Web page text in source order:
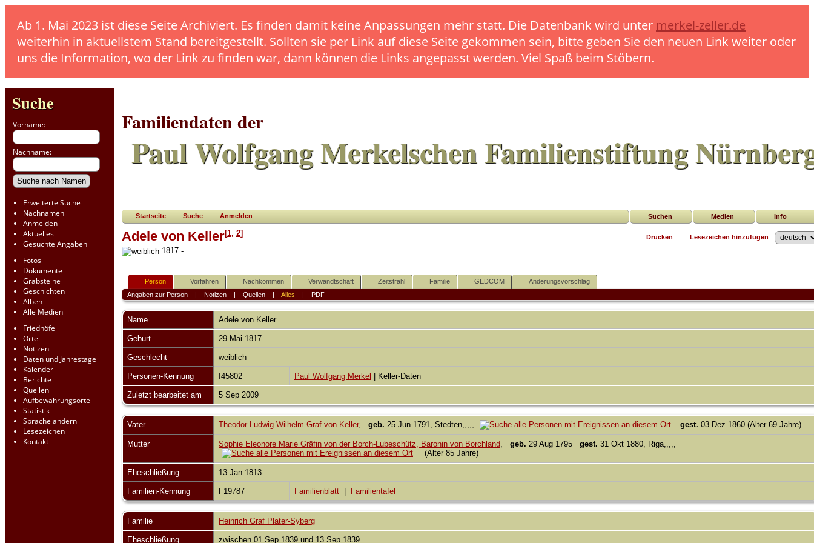
Ab 1. Mai 2023 ist diese Seite Archiviert. Es finden damit keine Anpassungen mehr statt. Die Datenbank wird unter merkel-zeller.de
weiterhin in aktuellstem Stand bereitgestellt. Sollten sie per Link auf diese Seite gekommen sein, bitte geben Sie den neuen Link weiter oder
uns die Information, wo der Link zu finden war, dann können die Links angepasst werden. Viel Spaß beim Stöbern.
Suche
Vorname:
Nachname:
Erweiterte Suche
Nachnamen
Anmelden
Aktuelles
Gesuchte Angaben
Fotos
Dokumente
Grabsteine
Geschichten
Alben
Alle Medien
Friedhöfe
Orte
Notizen
Daten und Jahrestage
Kalender
Berichte
Quellen
Aufbewahrungsorte
Statistik
Sprache ändern
Lesezeichen
Kontakt
Familiendaten der
Paul Wolfgang Merkelschen Familienstiftung
Suchen Medien Info
Startseite Suche Anmelden
Drucken Lesezeichen hinzufügen
Adele von Keller[1, 2]
1817 -
Person Vorfahren Nachkommen Verwandtschaft Zeitstrahl Familie GEDCOM
Änderungsvorschlag
Angaben zur Person| Notizen| Quellen| Alles | PDF
Name Adele von Keller
Geburt 29 Mai 1817
Geschlecht weiblich
Personen-Kennung I45802 Paul Wolfgang Merkel | Keller-Daten
Zuletzt bearbeitet am 5 Sep 2009
Vater Theodor Ludwig Wilhelm Graf von Keller, geb. 25 Jun 1791, Stedten,,,,, gest. 03 Dez 1860 (Alter 69 Jahre)
Mutter Sophie Eleonore Marie Gräfin von der Borch-Lubeschütz, Baronin von Borchland, geb. 29 Aug 1795 gest. 31 Okt 1880, Riga,,,,,
(Alter 85 Jahre)
Eheschließung 13 Jan 1813
Familien-Kennung F19787 Familienblatt Familientafel
Familie Heinrich Graf Plater-Syberg
Eheschließung zwischen 01 Sep 1839 und 13 Sep 1839